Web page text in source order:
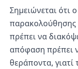
Σημειώνεται ότι
παρακολούθησης
πρέπει να
απόφαση πρέπει
θεράποντα,